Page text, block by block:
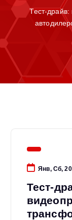
Тест-
Янв, Сб,
Тест-